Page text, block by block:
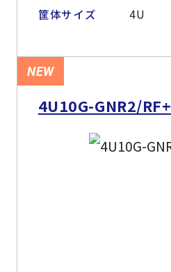
筐体サイズ
4U
NEW
4U10G-GNR2/RF+